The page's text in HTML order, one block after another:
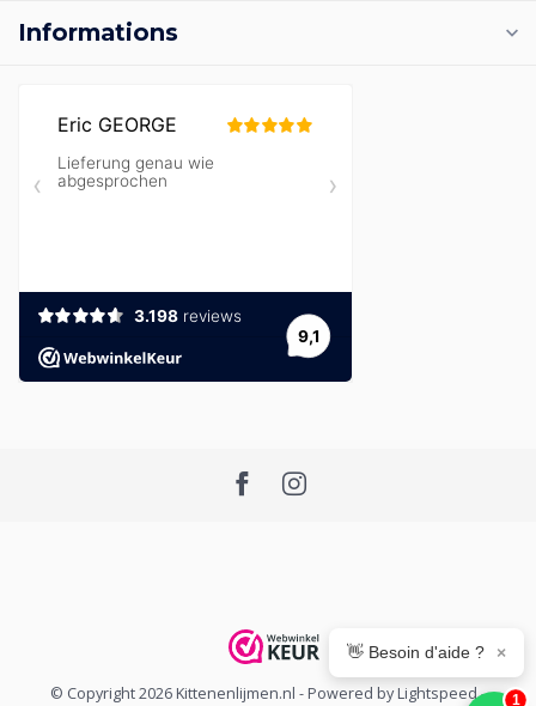
Informations
© Copyright 2026 Kittenenlijmen.nl - Powered byLightspeed-
👋 Besoin d'aide ? ×
1